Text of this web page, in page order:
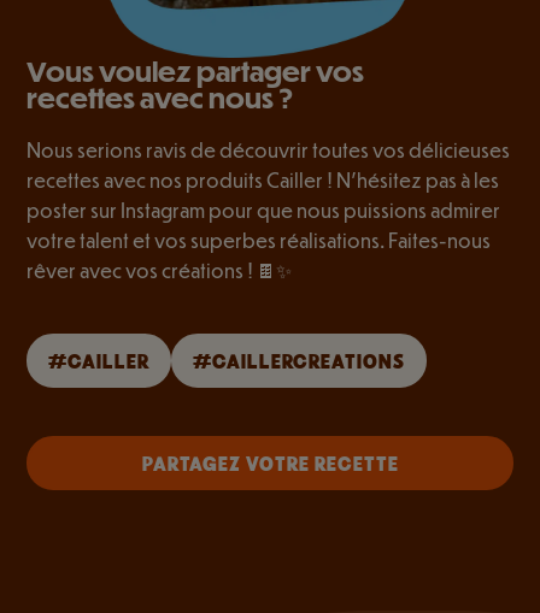
Vous voulez partager vos
recettes avec nous ?
Nous serions ravis de découvrir toutes vos délicieuses
recettes avec nos produits Cailler ! N’hésitez pas à les
poster sur Instagram pour que nous puissions admirer
votre talent et vos superbes réalisations. Faites-nous
rêver avec vos créations ! 🍫✨
#CAILLER #CAILLERCREATIONS
PARTAGEZ VOTRE RECETTE